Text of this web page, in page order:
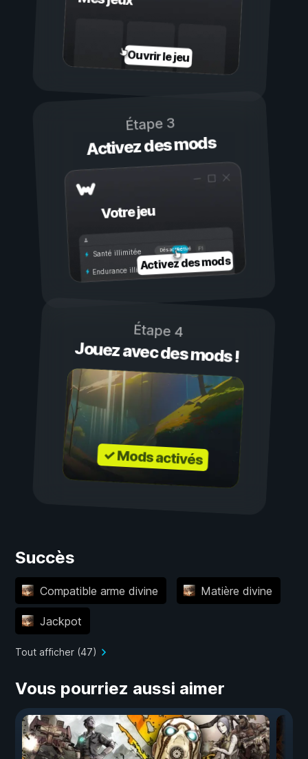
Ouvrir le jeu
Étape 3
Activez des mods
Votre jeu
Activé
Désactivé
Santé illimitée
Endurance illimitéeActivez des mods
Étape 4
Jouez avec des mods !
✓ Mods activés
Succès
Compatible arme divine Matière divine
Jackpot
Tout afficher (47)
Vous pourriez aussi aimer